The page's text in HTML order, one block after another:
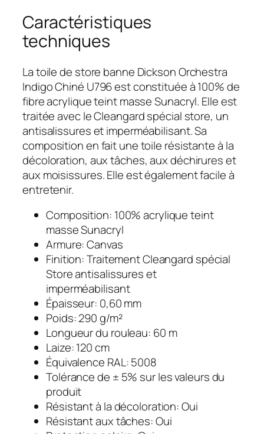
Caractéristiques
techniques
La toile de store banne Dickson Orchestra
Indigo Chiné U796 est constituée à 100% de
fibre acrylique teint masse Sunacryl. Elle est
traitée avec le Cleangard spécial store, un
antisalissures et imperméabilisant. Sa
composition en fait une toile résistante à la
décoloration, aux tâches, aux déchirures et
aux moisissures. Elle est également facile à
entretenir.
Composition: 100% acrylique teint
masse Sunacryl
Armure: Canvas
Finition: Traitement Cleangard spécial
Store antisalissures et
imperméabilisant
Épaisseur: 0,60 mm
Poids: 290 g/m²
Longueur du rouleau: 60 m
Laize: 120 cm
Équivalence RAL: 5008
Tolérance de ± 5% sur les valeurs du
produit
Résistant à la décoloration: Oui
Résistant aux tâches: Oui